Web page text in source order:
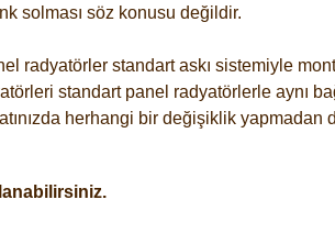
solması söz konusu değildir.
radyatörler standart askı sistemiyle
standart panel radyatörlerle aynı
herhangi bir değişiklik